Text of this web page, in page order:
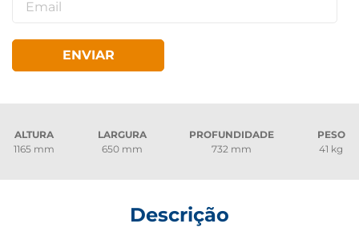
ENVIAR
ALTURA
1165 mm
LARGURA
650 mm
PROFUNDIDADE
732 mm
PESO
41 kg
Descrição